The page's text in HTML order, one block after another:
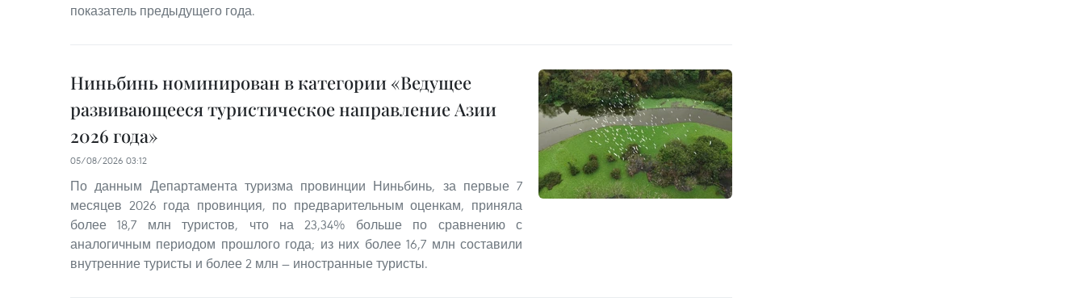
показатель предыдущего года.
Ниньбинь номинирован в категории «Ведущее
развивающееся туристическое направление Азии
2026 года»
05/08/2026 03:12
По данным Департамента туризма провинции Ниньбинь, за первые 7
месяцев 2026 года провинция, по предварительным оценкам, приняла
более 18,7 млн туристов, что на 23,34% больше по сравнению с
аналогичным периодом прошлого года; из них более 16,7 млн составили
внутренние туристы и более 2 млн — иностранные туристы.